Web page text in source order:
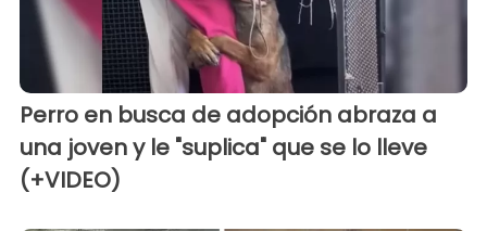
Perro en busca de adopción abraza a
una joven y le "suplica" que se lo lleve
(+VIDEO)